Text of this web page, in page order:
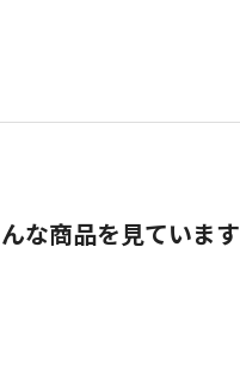
な商品を見ています